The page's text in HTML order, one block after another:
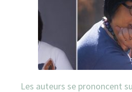
Les auteurs se prononcent